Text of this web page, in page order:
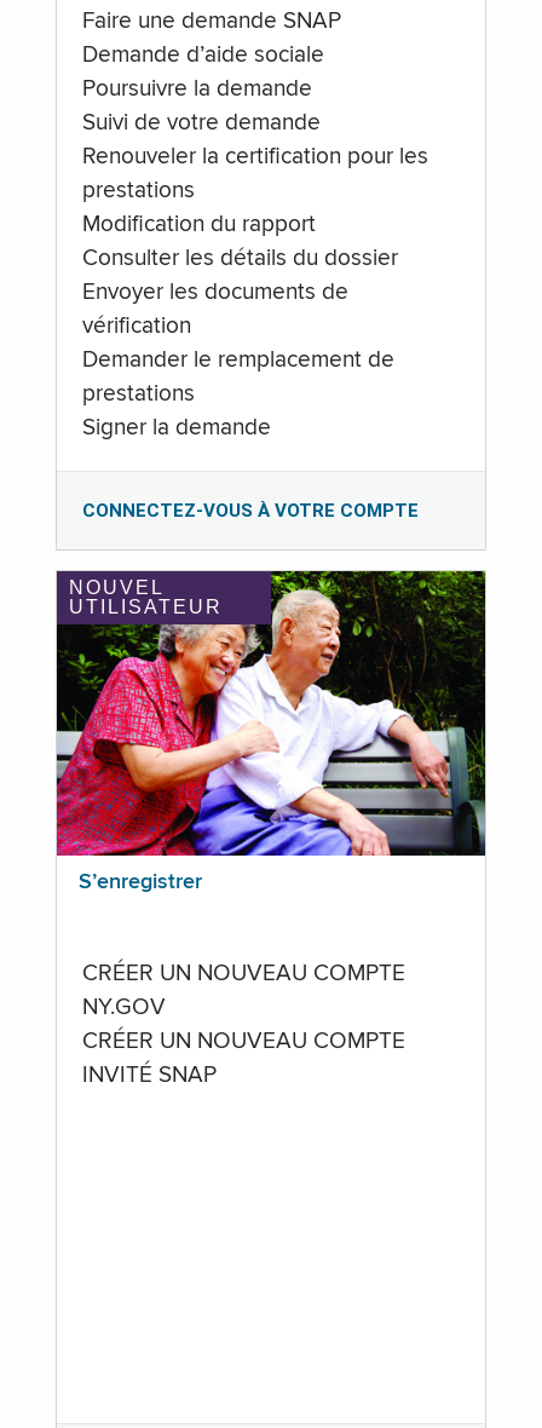
Faire une demande SNAP
Demande d’aide sociale
Poursuivre la demande
Suivi de votre demande
Renouveler la certification pour les
prestations
Modification du rapport
Consulter les détails du dossier
Envoyer les documents de
vérification
Demander le remplacement de
prestations
Signer la demande
CONNECTEZ-VOUS À VOTRE COMPTE
NOUVEL
UTILISATEUR
S’enregistrer
CRÉER UN NOUVEAU COMPTE
NY.GOV
CRÉER UN NOUVEAU COMPTE
INVITÉ SNAP